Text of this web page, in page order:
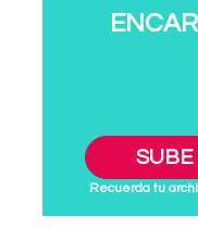
Recuerda tu